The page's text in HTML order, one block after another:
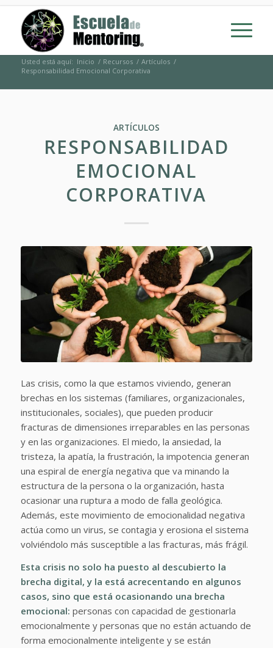
Usted está aquí: Inicio / Recursos / Artículos /
Responsabilidad Emocional Corporativa
ARTÍCULOS
RESPONSABILIDAD
EMOCIONAL
CORPORATIVA
Las crisis, como la que estamos viviendo, generan
brechas en los sistemas (familiares, organizacionales,
institucionales, sociales), que pueden producir
fracturas de dimensiones irreparables en las personas
y en las organizaciones. El miedo, la ansiedad, la
tristeza, la apatía, la frustración, la impotencia generan
una espiral de energía negativa que va minando la
estructura de la persona o la organización, hasta
ocasionar una ruptura a modo de falla geológica.
Además, este movimiento de emocionalidad negativa
actúa como un virus, se contagia y erosiona el sistema
volviéndolo más susceptible a las fracturas, más frágil.
Esta crisis no solo ha puesto al descubierto la
brecha digital, y la está acrecentando en algunos
casos, sino que está ocasionando una brecha
emocional: personas con capacidad de gestionarla
emocionalmente y personas que no están actuando de
forma emocionalmente inteligente y se están